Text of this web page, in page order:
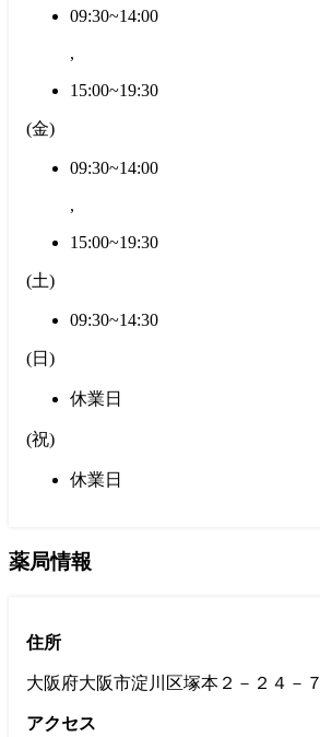
09:30~14:00
,
15:00~19:30
(金)
09:30~14:00
,
15:00~19:30
(土)
09:30~14:30
(日 )
休業日
(祝)
休業日
薬局情報
住所
大阪府大阪市淀川区塚本２－２４－７
アクセス